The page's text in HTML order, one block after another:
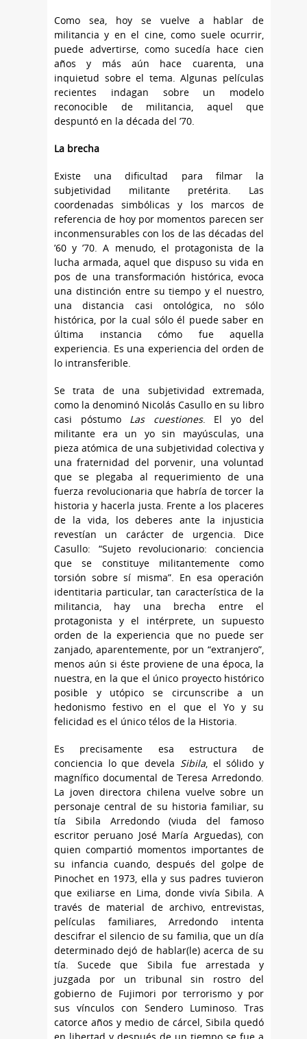
Como sea, hoy se vuelve a hablar de
militancia y en el cine, como suele ocurrir,
puede advertirse, como sucedía hace cien
años y más aún hace cuarenta, una
inquietud sobre el tema. Algunas películas
recientes indagan sobre un modelo
reconocible de militancia, aquel que
despuntó en la década del ’70.
La brecha
Existe una dificultad para filmar la
subjetividad militante pretérita. Las
coordenadas simbólicas y los marcos de
referencia de hoy por momentos parecen ser
inconmensurables con los de las décadas del
’60 y ’70. A menudo, el protagonista de la
lucha armada, aquel que dispuso su vida en
pos de una transformación histórica, evoca
una distinción entre su tiempo y el nuestro,
una distancia casi ontológica, no sólo
histórica, por la cual sólo él puede saber en
última instancia cómo fue aquella
experiencia. Es una experiencia del orden de
lo intransferible.
Se trata de una subjetividad extremada,
como la denominó Nicolás Casullo en su libro
casi póstumo Las cuestiones. El yo del
militante era un yo sin mayúsculas, una
pieza atómica de una subjetividad colectiva y
una fraternidad del porvenir, una voluntad
que se plegaba al requerimiento de una
fuerza revolucionaria que habría de torcer la
historia y hacerla justa. Frente a los placeres
de la vida, los deberes ante la injusticia
revestían un carácter de urgencia. Dice
Casullo: “Sujeto revolucionario: conciencia
que se constituye militantemente como
torsión sobre sí misma”. En esa operación
identitaria particular, tan característica de la
militancia, hay una brecha entre el
protagonista y el intérprete, un supuesto
orden de la experiencia que no puede ser
zanjado, aparentemente, por un “extranjero”,
menos aún si éste proviene de una época, la
nuestra, en la que el único proyecto histórico
posible y utópico se circunscribe a un
hedonismo festivo en el que el Yo y su
felicidad es el único télos de la Historia.
Es precisamente esa estructura de
conciencia lo que devela Sibila, el sólido y
magnífico documental de Teresa Arredondo.
La joven directora chilena vuelve sobre un
personaje central de su historia familiar, su
tía Sibila Arredondo (viuda del famoso
escritor peruano José María Arguedas), con
quien compartió momentos importantes de
su infancia cuando, después del golpe de
Pinochet en 1973, ella y sus padres tuvieron
que exiliarse en Lima, donde vivía Sibila. A
través de material de archivo, entrevistas,
películas familiares, Arredondo intenta
descifrar el silencio de su familia, que un día
determinado dejó de hablar(le) acerca de su
tía. Sucede que Sibila fue arrestada y
juzgada por un tribunal sin rostro del
gobierno de Fujimori por terrorismo y por
sus vínculos con Sendero Luminoso. Tras
catorce años y medio de cárcel, Sibila quedó